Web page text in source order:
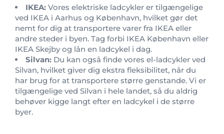
IKEA: Vores elektriske ladcykler er tilgængelige
ved IKEA i Aarhus og København, hvilket gør det
nemt for dig at transportere varer fra IKEA eller
andre steder i byen. Tag forbi IKEA København eller
IKEA Skejby og lån en ladcykel i dag.
Silvan: Du kan også finde vores el-ladcykler ved
Silvan, hvilket giver dig ekstra fleksibilitet, når du
har brug for at transportere større genstande. Vi er
tilgængelige ved Silvan i hele landet, så du aldrig
behøver kigge langt efter en ladcykel i de større
byer.